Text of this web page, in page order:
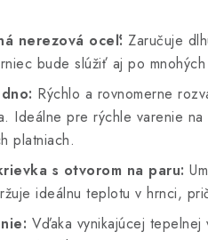
nerezová oceľ: Zaručuje
bude slúžiť aj po
Rýchlo a rovnomerne
Ideálne pre rýchle varenie
platniach.
s otvorom na paru:
ideálnu teplotu v hrnci,
Vďaka vynikajúcej tepelnej